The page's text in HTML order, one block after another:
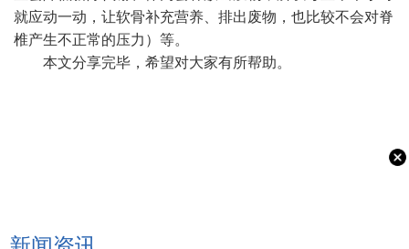
就应动一动，让软骨补充营养、排出废物，也比较不会对脊
椎产生不正常的压力）等。
本文分享完毕，希望对大家有所帮助。